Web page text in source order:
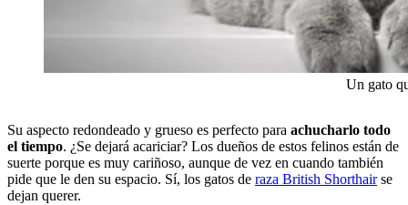
Un gato
Su aspecto redondeado y grueso es perfecto para achucharlo todo
el tiempo. ¿Se dejará acariciar? Los dueños de estos felinos están de
suerte porque es muy cariñoso, aunque de vez en cuando también
pide que le den su espacio. Sí, los gatos de raza British Shorthairse
dejan querer.